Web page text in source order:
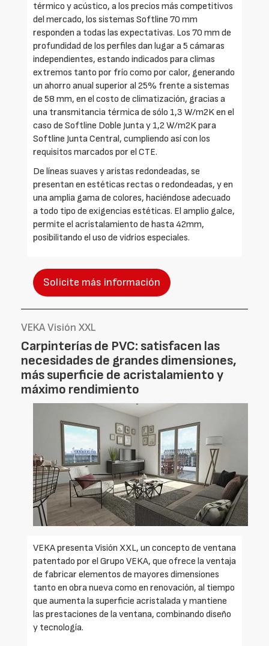
térmico y acústico, a los precios más competitivos
del mercado, los sistemas Softline 70 mm
responden a todas las expectativas. Los 70 mm de
profundidad de los perfiles dan lugar a 5 cámaras
independientes, estando indicados para climas
extremos tanto por frío como por calor, generando
un ahorro anual superior al 25% frente a sistemas
de 58 mm, en el costo de climatización, gracias a
una transmitancia térmica de sólo 1,3 W/m2K en el
caso de Softline Doble Junta y 1,2 W/m2K para
Softline Junta Central, cumpliendo así con los
requisitos marcados por el CTE.
De líneas suaves y aristas redondeadas, se
presentan en estéticas rectas o redondeadas, y en
una amplia gama de colores, haciéndose adecuado
a todo tipo de exigencias estéticas. El amplio galce,
permite el acristalamiento de hasta 42mm,
posibilitando el uso de vidrios especiales.
Solicite más información
VEKA Visión XXL
Carpinterías de PVC: satisfacen las
necesidades de grandes dimensiones,
más superficie de acristalamiento y
máximo rendimiento
VEKA presenta Visión XXL, un concepto de ventana
patentado por el Grupo VEKA, que ofrece la ventaja
de fabricar elementos de mayores dimensiones
tanto en obra nueva como en renovación, al tiempo
que aumenta la superficie acristalada y mantiene
las prestaciones de la ventana, combinando diseño
y tecnología.